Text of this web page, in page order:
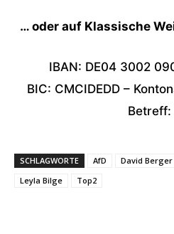
… oder auf Klassische
IBAN: DE04 3002
BIC: CMCIDEDD –
Betreff:
SCHLAGWORTE AfD David Berger
Leyla Bilge
Top2